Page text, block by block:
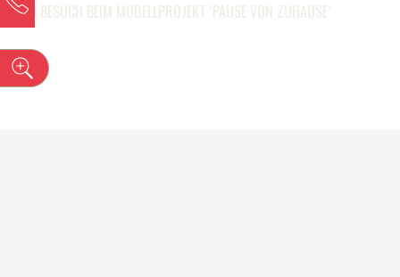
ZU BESUCH BEIM MODELLPROJEKT ‘PAUSE VON ZUHAUSE’